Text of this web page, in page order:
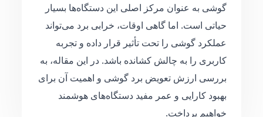
گوشی به عنوان مرکز اصلی این دستگاه‌ها بسیار
حیاتی است. اما گاهی اوقات، خرابی برد می‌تواند
عملکرد گوشی را تحت تأثیر قرار داده و تجربه
کاربری را به چالش کشانده باشد. در این مقاله، به
بررسی ارزش تعویض برد گوشی و اهمیت آن برای
بهبود کارایی و عمر مفید دستگاه‌های هوشمند
خواهیم پرداخت.